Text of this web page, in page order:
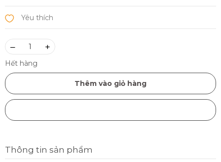
– +
Hết hàng
Thêm vào giỏ hàng
Thông tin sản phẩm